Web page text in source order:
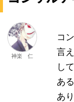
神楽 仁
コ
言
し
あ
あ